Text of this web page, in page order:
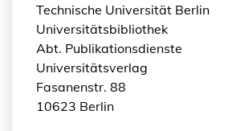
Technische Universität Berlin
Universitätsbibliothek
Abt. Publikationsdienste
Universitätsverlag
Fasanenstr. 88
10623 Berlin